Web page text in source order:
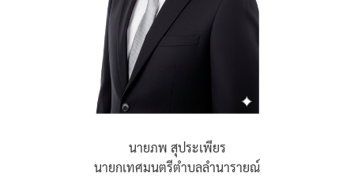
นายภพ สุประเพียร
นายกเทศมนตรีตำบลลำนารายณ์